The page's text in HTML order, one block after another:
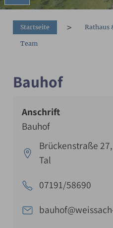
Startseite Rathaus
Team
Bauhof
Anschrift
Bauhof
Brückenstraße
Tal
07191/58690